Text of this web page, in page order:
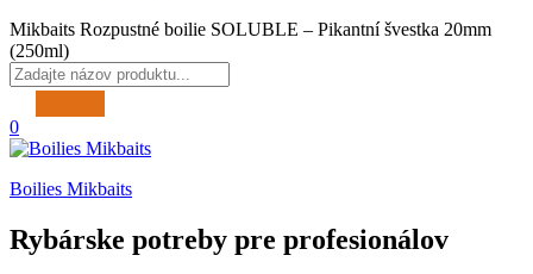
Mikbaits Rozpustné boilie SOLUBLE – Pikantní švestka 20mm
(250ml)
0
Boilies Mikbaits
Rybárske potreby pre profesionálov